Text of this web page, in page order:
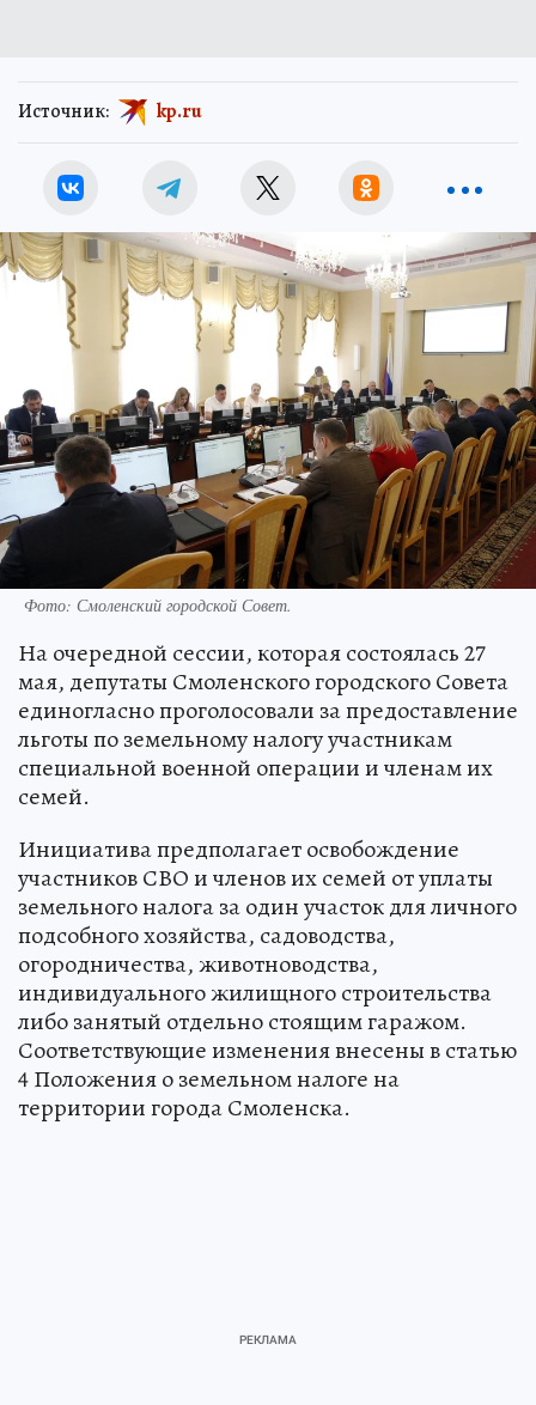
Источник: kp.ru
Фото: Смоленский городской Совет.
На очередной сессии, которая состоялась 27
мая, депутаты Смоленского городского Совета
единогласно проголосовали за предоставление
льготы по земельному налогу участникам
специальной военной операции и членам их
семей.
Инициатива предполагает освобождение
участников СВО и членов их семей от уплаты
земельного налога за один участок для личного
подсобного хозяйства, садоводства,
огородничества, животноводства,
индивидуального жилищного строительства
либо занятый отдельно стоящим гаражом.
Соответствующие изменения внесены в статью
4 Положения о земельном налоге на
территории города Смоленска.